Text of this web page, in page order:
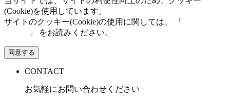
(Cookie)を使用しています。
サイトのクッキー(Cookie)の使用に関しては、 「
」 をお読みください。
同意する
CONTACT
お気軽にお問い合わせください